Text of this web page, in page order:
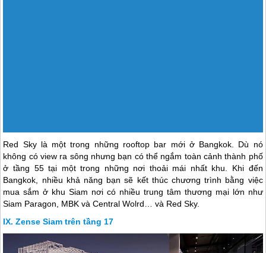
bạn nên cân nhắc. View của Zense cũng rất đẹp, bạn có thể ngắm
nhìn những làn đường vời từng dòng người thưa dần khi càng về
khuya. Nhưng điều chúng tôi thích nhất ở Zense là vị trí của nó. Đi
bộ qua Central World, thật khó tin ngay phía trên mình lại có nơi mát
mẻ và thú vị thế này.
The Roof @38 Bar – Mode Sathorn Hotel Sathorn